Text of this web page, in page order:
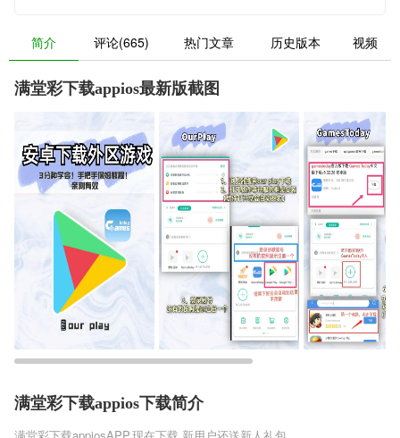
简介 评论(665) 热门文章 历史版本 视频
满堂彩下载appios最新版截图
满堂彩下载appios下载简介